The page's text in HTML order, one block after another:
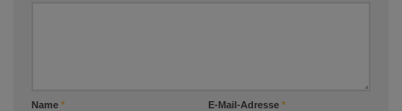
Name * E-Mail-Adresse *